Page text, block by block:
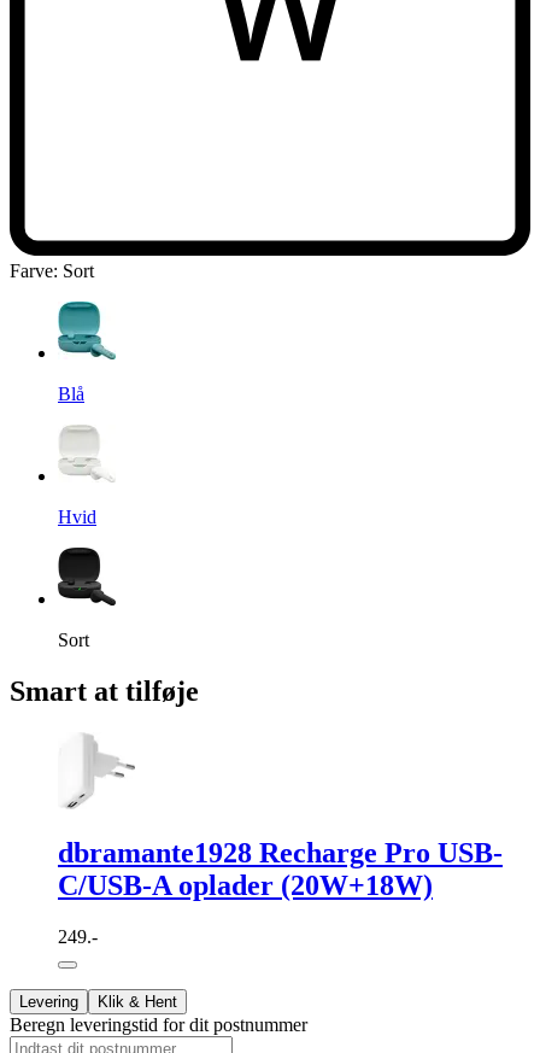
Farve: Sort
Blå
Hvid
Sort
Smart at tilføje
dbramante1928 Recharge Pro USB-
C/USB-A oplader (20W+18W)
249.-
Levering Klik & Hent
Beregn leveringstid for dit postnummer